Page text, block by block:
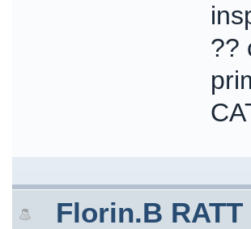
??
Florin.B RATT